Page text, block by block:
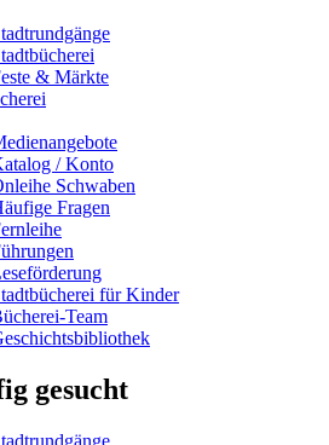
& Märkte
/ Konto
Schwaben
Fragen
für Kinder
Team
gesucht